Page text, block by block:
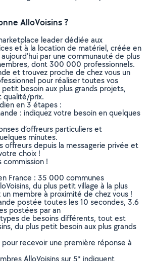
AlloVoisins ?
leader dédiée aux
et à la location de matériel, créée en
par une communauté de plus
dont 300 000 professionnels.
et trouvez proche de chez vous un
pour réaliser toutes vos
besoin aux plus grands projets,
qualité/prix.
en 3 étapes :
: indiquez votre besoin en quelques
d’offreurs particuliers et
minutes.
offreurs depuis la messagerie privée et
choix !
commission !
France : 35 000 communes
du plus petit village à la plus
membre à proximité de chez vous !
postée toutes les 10 secondes, 3.6
postées par an
de besoins différents, tout est
du plus petit besoin aux plus grands
pour recevoir une première réponse à
AlloVoisins sur 5* indiquent